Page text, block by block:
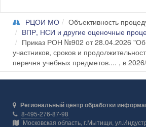
РЦОИ МО
Объективность
ВПР, НСИ и другие оценочные
Приказ РОН №902 от 28.04.2026 "Об
участников, сроков и
перечня учебных предметов.... , в
Региональный центр обработки
8-495-276-87-98
Московская область, г.Мытищи,